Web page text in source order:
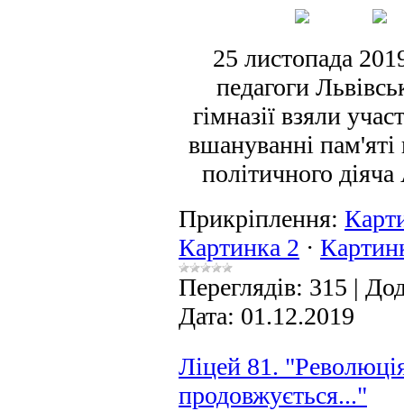
25 листопада
педагоги
гімназії взяли
вшануванні пам'яті
політичного
Прикріплення:
Картинка 2 ·
Переглядів: 315 |
Дата: 01.12.2019
Ліцей 81.
продовжується..."